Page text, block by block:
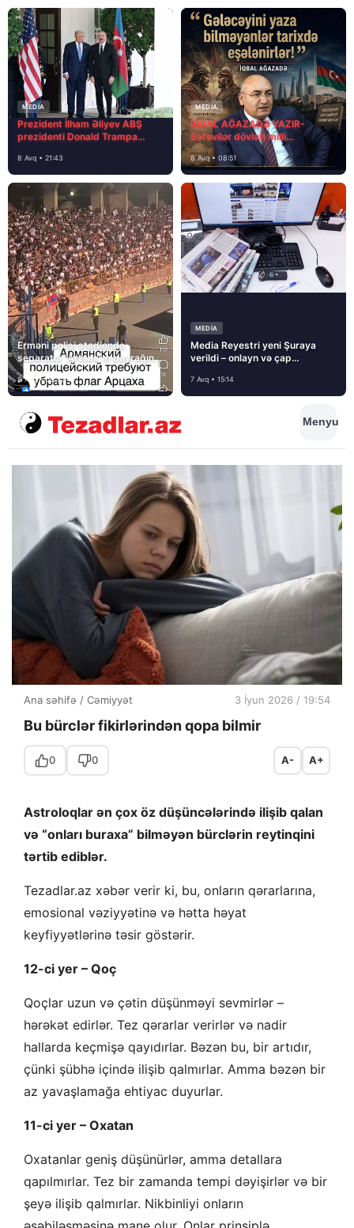
MEDİA
Prezident İlham Əliyev ABŞ
prezidenti Donald Trampa
8 Avq • 21:43
MEDİA
İQBAL AĞAZADƏ YAZIR-
Səfəvilər dövləti milli
dövlətdirmi?
8 Avq • 08:51
Erməni polisi stadionda
separatçı “Artsax”ın bayrağını
müsadirə etdi və…
8 Avq • 08:39
MEDİA
Media Reyestri yeni Şuraya
verildi – onlayn və çap
7 Avq • 15:14
Menyu
Ana səhifə / Cəmiyyət 3 İyun 2026 / 19:54
Bu bürclər fikirlərindən qopa bilmir
0 0 A- A+
Astroloqlar ən çox öz düşüncələrində ilişib qalan
və “onları buraxa” bilməyən bürclərin reytinqini
tərtib ediblər.
Tezadlar.az xəbər verir ki, bu, onların qərarlarına,
emosional vəziyyətinə və hətta həyat
keyfiyyətlərinə təsir göstərir.
12-ci yer – Qoç
Qoçlar uzun və çətin düşünməyi sevmirlər –
hərəkət edirlər. Tez qərarlar verirlər və nadir
hallarda keçmişə qayıdırlar. Bəzən bu, bir artıdır,
çünki şübhə içində ilişib qalmırlar. Amma bəzən bir
az yavaşlamağa ehtiyac duyurlar.
11-ci yer – Oxatan
Oxatanlar geniş düşünürlər, amma detallara
qapılmırlar. Tez bir zamanda tempi dəyişirlər və bir
şeyə ilişib qalmırlar. Nikbinliyi onların